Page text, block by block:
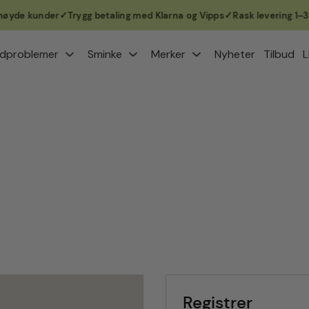
kunder Trygg betaling med Klarna og Vipps Rask levering 1–3
Sminke Merker Nyheter Tilbud
Registrer